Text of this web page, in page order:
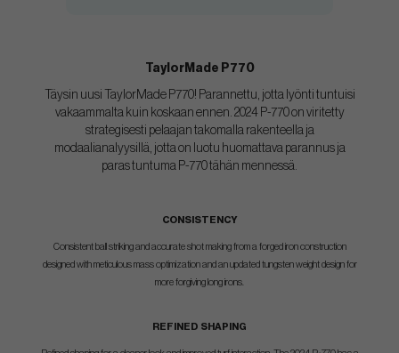
TaylorMade P770
Täysin uusi TaylorMade P770! Parannettu, jotta lyönti tuntuisi
vakaammalta kuin koskaan ennen. 2024 P-770 on viritetty
strategisesti pelaajan takomalla rakenteella ja
modaalianalyysillä, jotta on luotu huomattava parannus ja
paras tuntuma P-770 tähän mennessä.
CONSISTENCY
Consistent ball striking and accurate shot making from a forged iron construction
designed with meticulous mass optimization and an updated tungsten weight design for
more forgiving long irons.
REFINED SHAPING